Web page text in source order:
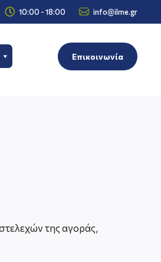
 10:00 - 18:00  info@ilme.gr
Επικοινωνία
της αγοράς,